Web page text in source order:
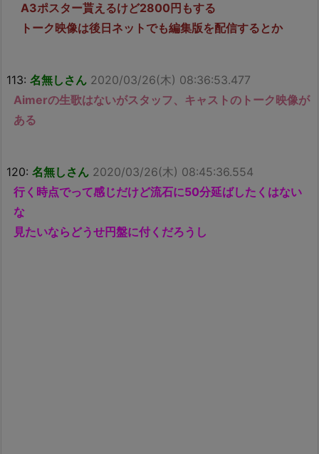
A3ポスター貰えるけど2800円もする
トーク映像は後日ネットでも編集版を配信するとか
113: 名無しさん 2020/03/26(木) 08:36:53.477
Aimerの生歌はないがスタッフ、キャストのトーク映像が
ある
120: 名無しさん 2020/03/26(木) 08:45:36.554
行く時点でって感じだけど流石に50分延ばしたくはない
な
見たいならどうせ円盤に付くだろうし